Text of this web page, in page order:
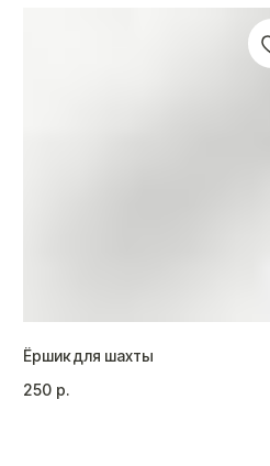
Ёршик для шахты
250 р.